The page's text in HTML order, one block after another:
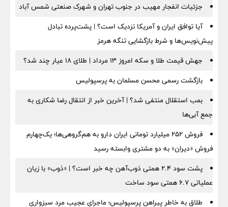
جزئیات انفجار مهیب در جنوب تهران و شهرک صنعتی شمس آباد
آیا توافق ایران و آمریکا نزدیک است؟ | پشت‌پرده تبادل
پیش‌نویس‌ها و شرط بازگشایی تنگه هرمز
جهش قیمت طلا و سکه امروز ۱۳ مرداد | طلای ۱۸ عیار چند شد؟
بازگشت رسمی محسن مسلمان به پرسپولیس
بمب استقلال منتفی شد؟ | آخرین خبر از انتقال رضا شکاری به
جمع آبی‌ها
فروش ۲۵۲ میلیارد تومانی ایران دارو به هم‌گروهی‌ها؛ یک‌چهارم
فروش «دیران» به دو مشتری وابسته رسید
پشت سود ۲.۴ همتی ذوب‌آهن چه خبر است؟ | «ذوب» با زیان
عملیاتی ۶.۷ همتی سود ساخت
طلاق به خاطر پیراهن پرسپولیس؛ ماجرای عجیب مرد سبزواری